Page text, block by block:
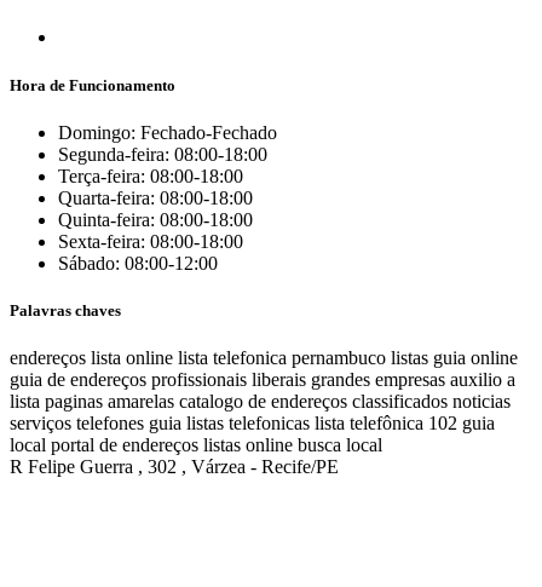
Hora de Funcionamento
Domingo: Fechado-Fechado
Segunda-feira: 08:00-18:00
Terça-feira: 08:00-18:00
Quarta-feira: 08:00-18:00
Quinta-feira: 08:00-18:00
Sexta-feira: 08:00-18:00
Sábado: 08:00-12:00
Palavras chaves
endereços lista online lista telefonica pernambuco listas guia online
guia de endereços profissionais liberais grandes empresas auxilio a
lista paginas amarelas catalogo de endereços classificados noticias
serviços telefones guia listas telefonicas lista telefônica 102 guia
local portal de endereços listas online busca local
R Felipe Guerra , 302 , Várzea - Recife/PE